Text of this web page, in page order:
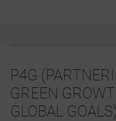
P4G
GREEN
GLOBAL GOALS)